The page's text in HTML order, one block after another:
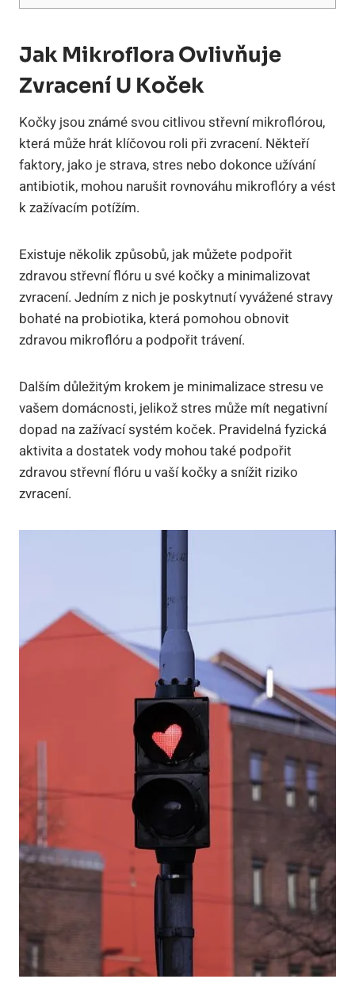
Jak Mikroflora Ovlivňuje
Zvracení U Koček
Kočky jsou známé svou citlivou střevní mikroflórou,
která může hrát klíčovou roli při zvracení. Někteří
faktory, jako je strava, stres nebo dokonce užívání
antibiotik, mohou narušit rovnováhu mikroflóry a vést
k zažívacím potížím.
Existuje několik způsobů, jak můžete podpořit
zdravou střevní flóru u své kočky a minimalizovat
zvracení. Jedním z nich je poskytnutí vyvážené stravy
bohaté na probiotika, která pomohou obnovit
zdravou mikroflóru a podpořit trávení.
Dalším důležitým krokem je minimalizace stresu ve
vašem domácnosti, jelikož stres může mít negativní
dopad na zažívací systém koček. Pravidelná fyzická
aktivita a dostatek vody mohou také podpořit
zdravou střevní flóru u vaší kočky a snížit riziko
zvracení.